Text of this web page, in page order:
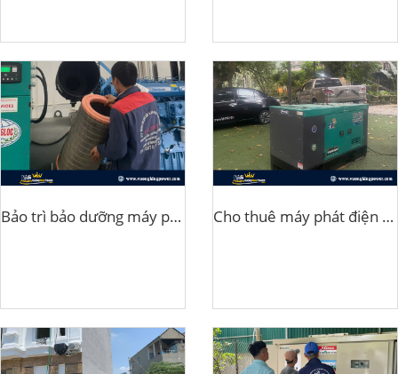
Bảo trì bảo dưỡng máy phát điện 750Kva Baudouin Nhà Máy KCN 1 Tại Hưng yên Cho thuê máy phát điện 15Kva Denyo tại Khu Nghỉ Dưỡng Quốc Oai